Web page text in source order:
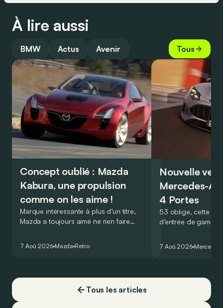
À lire aussi
BMW Actus Avenir Tous
Concept oublié : Mazda
Kabura, une propulsion
comme on les aime !
Marque intéressante à plus d’un titre,
Mazda a toujours aimé ne rien faire
de la plus belle des manières…
7 Aoû 2026 Mazda Retro
Nouvelle
Mercedes-
4 Portes
53 oblige, cette
d’entrée de
moins…
7 Aoû 2026 Mercedes
Tous les articles